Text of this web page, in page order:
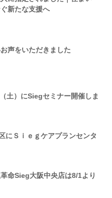
新たな支援へ
声をいただきました
土）にSiegセミナー開催しま
にＳｉｅｇケアプランセンタ
命Sieg大阪中央店は8/1より